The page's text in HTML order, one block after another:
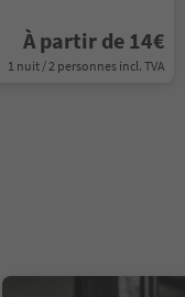
À partir de 14€
1 nuit / 2 personnes incl. TVA